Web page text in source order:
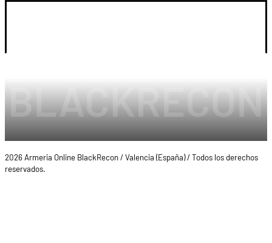
2026 Armeria Online BlackRecon / Valencia (España) / Todos los derechos
reservados.